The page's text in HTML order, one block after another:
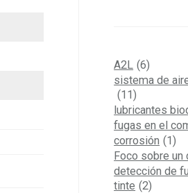
A2L (6)
sistema de
(11)
lubricantes
fugas en el
corrosión (1)
Foco sobre
detección de
tinte (2)